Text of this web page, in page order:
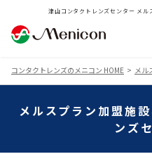
津山コンタクトレンズセンター メ
コンタクトレンズのメニコン HOME メル
メルスプラン加盟施
ンズ